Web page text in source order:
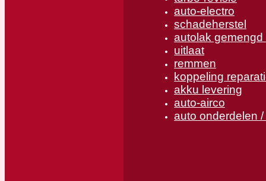
auto-electro
schadeherstel
autolak gemengd
uitlaat
remmen
koppeling
akku levering
auto-airco
auto onderdelen